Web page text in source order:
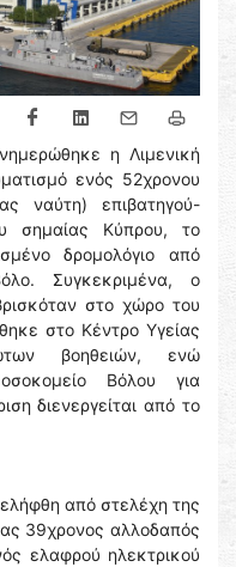
η Λιμενική
ενός 52χρονου
ναύτη) επιβατηγού-
σημαίας Κύπρου, το
δρομολόγιο από
Συγκεκριμένα, ο
στο χώρο του
στο Κέντρο Υγείας
βοηθειών, ενώ
Βόλου για
διενεργείται από το
από στελέχη της
39χρονος αλλοδαπός
ελαφρού ηλεκτρικού